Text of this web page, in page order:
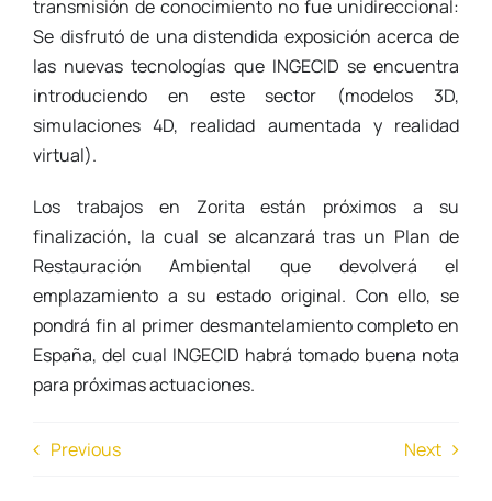
transmisión de conocimiento no fue unidireccional:
Se disfrutó de una distendida exposición acerca de
las nuevas tecnologías que INGECID se encuentra
introduciendo en este sector (modelos 3D,
simulaciones 4D, realidad aumentada y realidad
virtual).
Los trabajos en Zorita están próximos a su
finalización, la cual se alcanzará tras un Plan de
Restauración Ambiental que devolverá el
emplazamiento a su estado original. Con ello, se
pondrá fin al primer desmantelamiento completo en
España, del cual INGECID habrá tomado buena nota
para próximas actuaciones.
Previous Next